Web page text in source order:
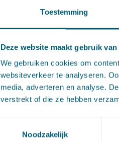
Toestemming
Deze website maakt gebruik
We gebruiken cookies om
websiteverkeer te analyseren.
media, adverteren en analyse.
verstrekt of die ze hebben
Noodzakelijk
Irene van
Datum:
16.00